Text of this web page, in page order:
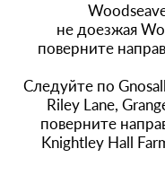
не доезжая
поверните
Следуйте по
Riley Lane,
поверните
Knightley Hall
коттеджа